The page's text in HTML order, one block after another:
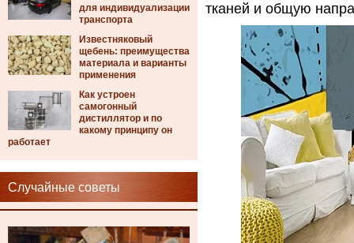
для индивидуализации
транспорта
Известняковый
щебень: преимущества
материала и варианты
применения
Как устроен
самогонный
дистиллятор и по
какому принципу он
работает
Случайные советы
тканей и общую